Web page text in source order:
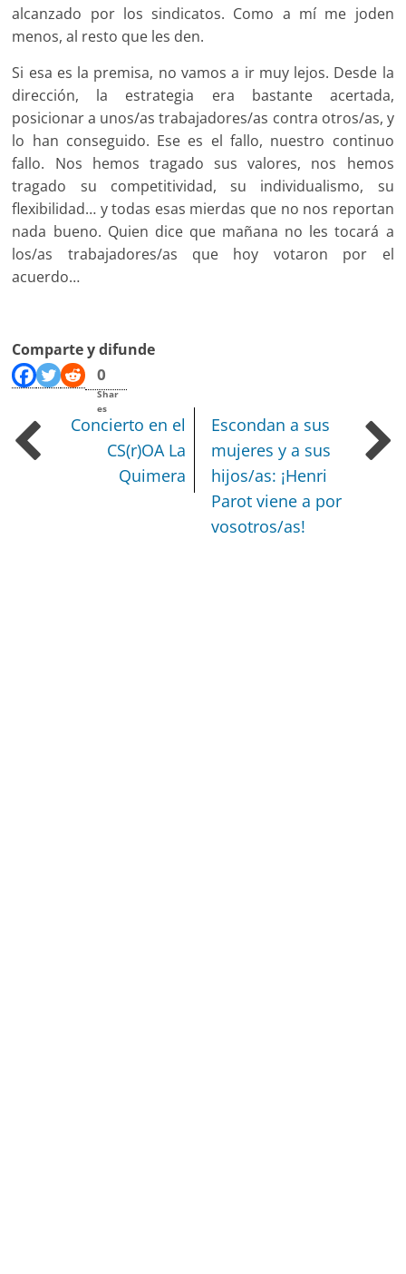
alcanzado por los sindicatos. Como a mí me joden
menos, al resto que les den.
Si esa es la premisa, no vamos a ir muy lejos. Desde la
dirección, la estrategia era bastante acertada,
posicionar a unos/as trabajadores/as contra otros/as, y
lo han conseguido. Ese es el fallo, nuestro continuo
fallo. Nos hemos tragado sus valores, nos hemos
tragado su competitividad, su individualismo, su
flexibilidad… y todas esas mierdas que no nos reportan
nada bueno. Quien dice que mañana no les tocará a
los/as trabajadores/as que hoy votaron por el
acuerdo…
Comparte y difunde
0
Shar
es
Concierto en el
CS(r)OA La
Quimera
Escondan a sus
mujeres y a sus
hijos/as: ¡Henri
Parot viene a por
vosotros/as!